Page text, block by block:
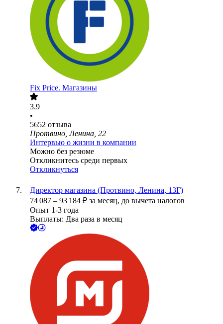
Fix Price. Магазины
3.9
•
5652 отзыва
Протвино, Ленина, 22
Интервью о жизни в компании
Можно без резюме
Откликнитесь среди первых
Откликнуться
Директор магазина (Протвино, Ленина, 13Г)
74 087 – 93 184 ₽ за месяц, до вычета налогов
Опыт 1-3 года
Выплаты: Два раза в месяц